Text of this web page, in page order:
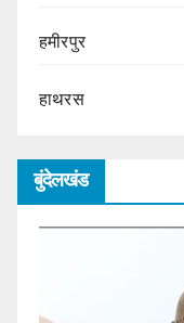
हमीरपुर
हाथरस
बुंदेलखंड